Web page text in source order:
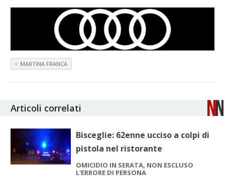
MARTINA FRANCA
Articoli correlati
Bisceglie: 62enne ucciso a colpi di
pistola nel ristorante
OMICIDIO IN SERATA, NON ESCLUSO
L'ERRORE DI PERSONA